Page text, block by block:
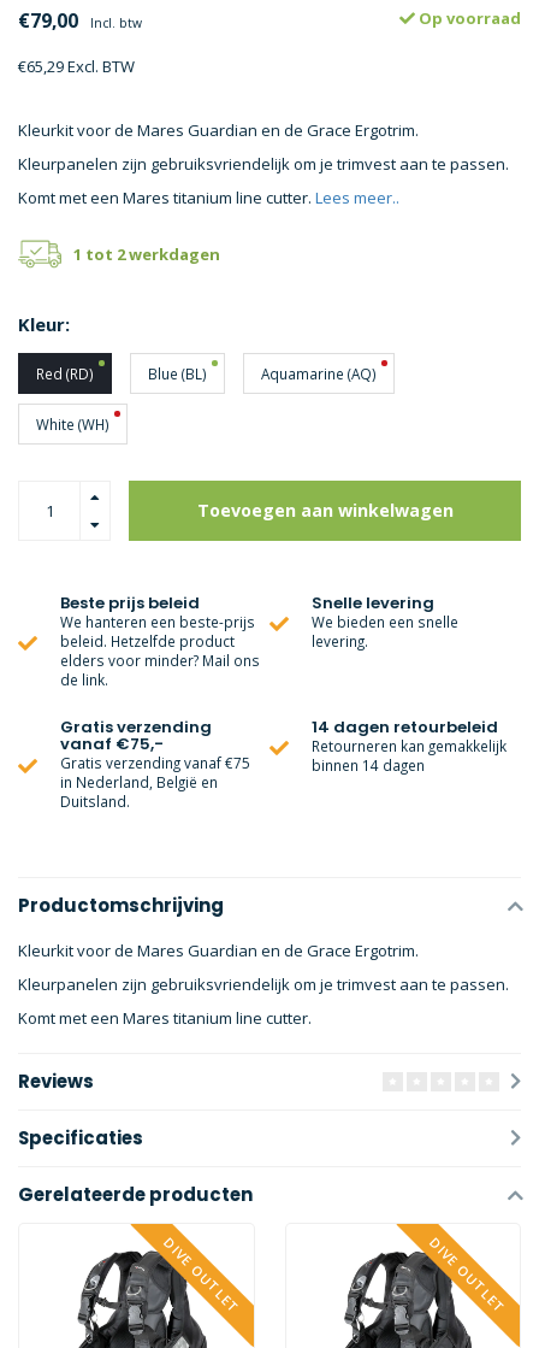
€79,00 Incl. btw
€65,29 Excl. BTW
Op voorraad
Kleurkit voor de Mares Guardian en de Grace Ergotrim.
Kleurpanelen zijn gebruiksvriendelijk om je trimvest aan te passen.
Komt met een Mares titanium line cutter. Lees meer..
1 tot 2 werkdagen
Kleur:
Red (RD) Blue (BL) Aquamarine (AQ)
White (WH)
Toevoegen aan winkelwagen
Beste prijs beleid
We hanteren een beste-prijs
beleid. Hetzelfde product
elders voor minder? Mail ons
de link.
Snelle levering
We bieden een snelle
levering.
Gratis verzending
vanaf €75,-
Gratis verzending vanaf €75
in Nederland, België en
Duitsland.
14 dagen retourbeleid
Retourneren kan gemakkelijk
binnen 14 dagen
Productomschrijving
Kleurkit voor de Mares Guardian en de Grace Ergotrim.
Kleurpanelen zijn gebruiksvriendelijk om je trimvest aan te passen.
Komt met een Mares titanium line cutter.
Reviews
Specificaties
Gerelateerde producten
DIVE OUTLET DIVE OUTLET